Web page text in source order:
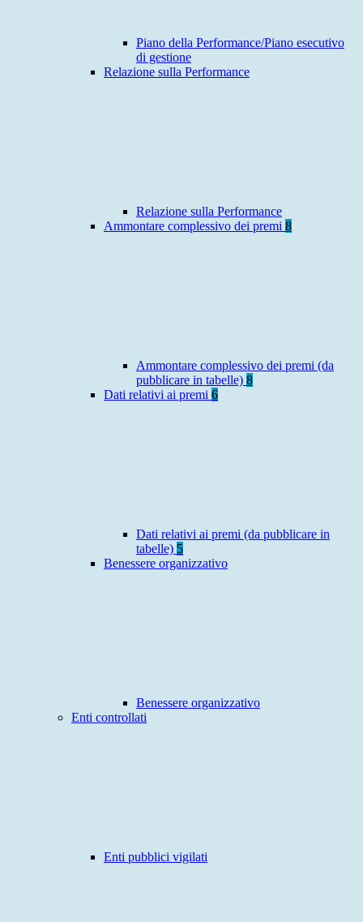
Piano della Performance/Piano esecutivo
di gestione
Relazione sulla Performance
Relazione sulla Performance
Ammontare complessivo dei premi 8
Ammontare complessivo dei premi (da
pubblicare in tabelle) 8
Dati relativi ai premi 6
Dati relativi ai premi (da pubblicare in
tabelle) 5
Benessere organizzativo
Benessere organizzativo
Enti controllati
Enti pubblici vigilati